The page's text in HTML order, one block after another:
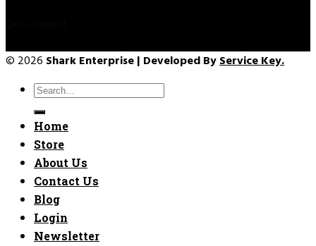
© 2026 Shark Enterprise | Developed ByService Key.
Search
for:
Home
Store
About Us
Contact Us
Blog
Login
Newsletter